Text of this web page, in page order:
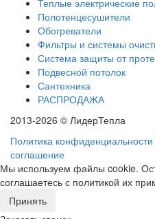
Полотенцесушители
Обогреватели
Фильтры и системы
Система защиты от
Подвесной потолок
Сантехника
РАСПРОДАЖА
2013-2026 © ЛидерТепла
Политика конфиденциальности
соглашение
Мы используем файлы cookie.
соглашаетесь с политикой их
Принять